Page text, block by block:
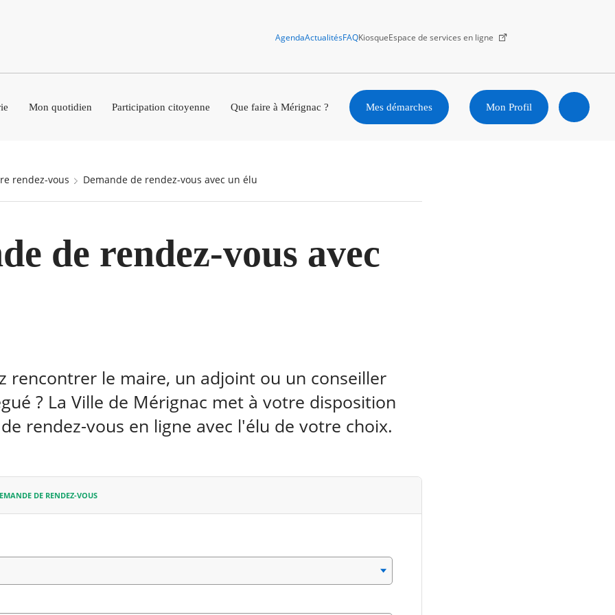
AgendaActualitésFAQKiosqueEspace de services en ligne
Mon quotidien Participation citoyenne Que faire à Mérignac ? Mes démarches Mon Profil
rendez-vous Demande de rendez-vous avec un élu
de rendez-vous avec
rencontrer le maire, un adjoint ou un conseiller
? La Ville de Mérignac met à votre disposition
rendez-vous en ligne avec l'élu de votre choix.
DE RENDEZ-VOUS